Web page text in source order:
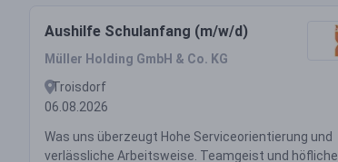
Aushilfe Schulanfang (m/w/d)
Müller Holding GmbH & Co. KG
Troisdorf
06.08.2026
Was uns überzeugt Hohe Serviceorientierung und
verlässliche Arbeitsweise. Teamgeist und höfliche